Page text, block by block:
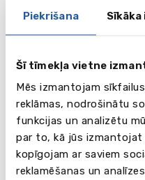
Piekrišana
Šī tīmekļa vietne
Mēs izmantojam
reklāmas, nodrošinātu
funkcijas un analizētu
par to, kā jūs izmantojat
kopīgojam ar saviem
reklamēšanas un